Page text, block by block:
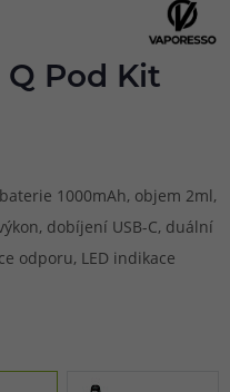
Q Pod Kit
1000mAh, objem 2ml,
dobíjení USB-C, duální
odporu, LED indikace